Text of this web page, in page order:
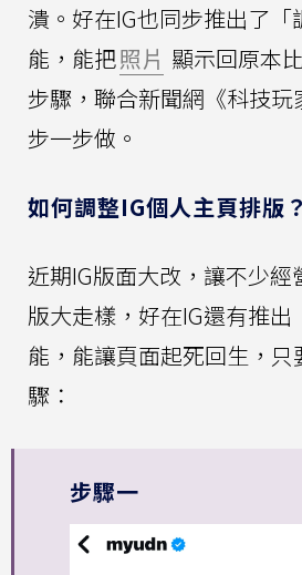
潰。好在IG也同步推出了「
能，能把照片 顯示回原本
步驟，聯合新聞網《科技玩
步一步做。
如何調整IG個人主頁排版？
近期IG版面大改，讓不少
版大走樣，好在IG還有推出
能，能讓頁面起死回生，
驟：
步驟一